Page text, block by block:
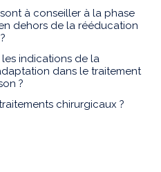
à conseiller à la phase
dehors de la rééducation
indications de la
dans le traitement
?
chirurgicaux ?